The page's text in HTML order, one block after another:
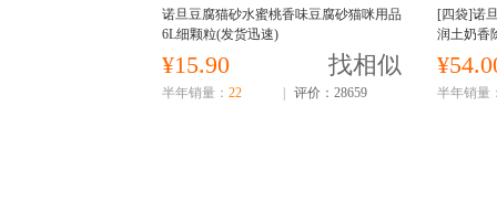
诺旦豆腐猫砂水蜜桃香味豆腐砂猫咪用品
6L细颗粒(发货迅速)
¥15.90 找相似
半年销量： 22 评价：28659
[四袋]诺
润土奶香
团低价高
半年销量